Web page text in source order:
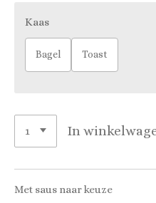
Kaas
Bagel Toast
In
Met saus naar keuze